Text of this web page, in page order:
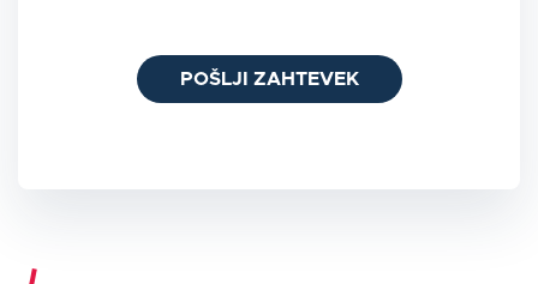
POŠLJI ZAHTEVEK